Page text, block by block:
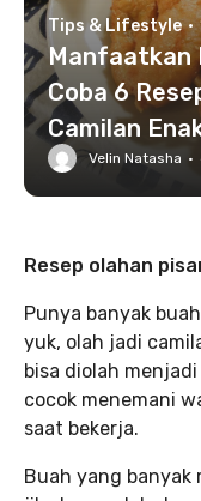
Tips & Lifestyle ·
Manfaatkan
Coba 6
Camilan
Velin Natasha ·
Resep olahan
Punya banyak
yuk, olah jadi
bisa diolah
cocok menemani
saat bekerja.
Buah yang